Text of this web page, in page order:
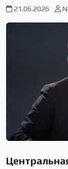
21.06.2026